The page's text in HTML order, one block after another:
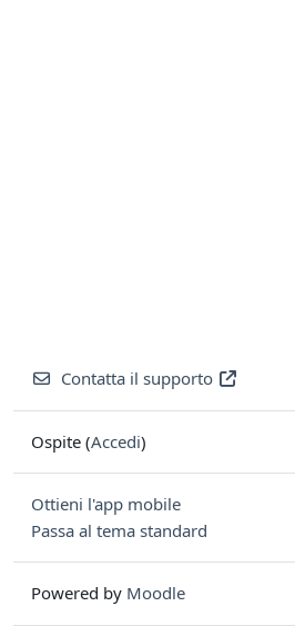
Contatta il supporto
Ospite (Accedi)
Ottieni l'app mobile
Passa al tema standard
Powered by Moodle